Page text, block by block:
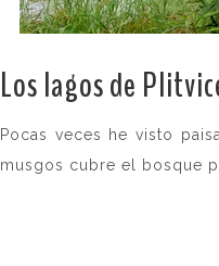
Los lagos de
Pocas veces he visto
musgos cubre el bosque